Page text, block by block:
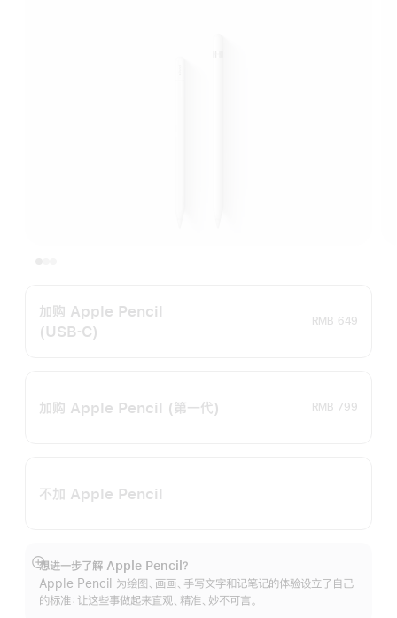
加购 Apple Pencil
(USB‑C)
RMB 649
加购 Apple Pencil (第一代) RMB 799
不加 Apple Pencil
想进一步了解 Apple Pencil？
Apple Pencil 为绘图、画画、手写文字和记笔记的体验设立了自己
的标准：让这些事做起来直观、精准、妙不可言。
展
开